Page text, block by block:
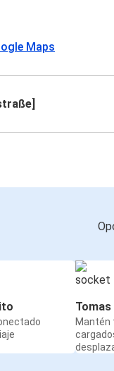
Maps
Mantén